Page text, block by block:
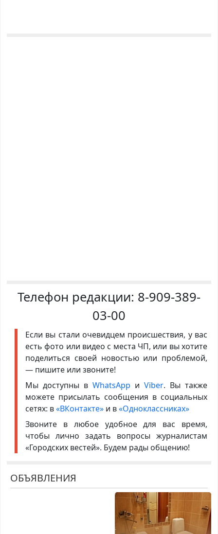
Телефон редакции: 8-909-389-
03-00
Если вы стали очевидцем происшествия, у вас
есть фото или видео с места ЧП, или вы хотите
поделиться своей новостью или проблемой,
— пишите или звоните!
Мы доступны в WhatsApp иViber. Вы также
можете присылать сообщения в социальных
сетях: в«ВКонтакте»и в«Одноклассниках»
Звоните в любое удобное для вас время,
чтобы лично задать вопросы журналистам
«Городских вестей». Будем рады общению!
ОБЪЯВЛЕНИЯ